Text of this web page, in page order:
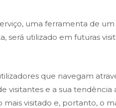
uma ferramenta de
será utilizado em futuras
que navegam
visitantes e a sua
visitado e, portanto, o